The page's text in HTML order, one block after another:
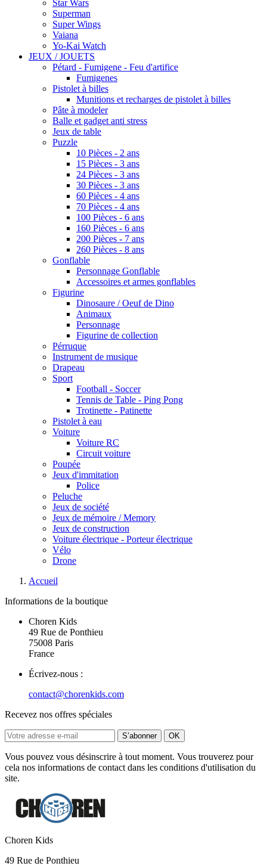
Star Wars
Superman
Super Wings
Vaiana
Yo-Kai Watch
JEUX / JOUETS
Pétard - Fumigene - Feu d'artifice
Fumigenes
Pistolet à billes
Munitions et recharges de pistolet à billes
Pâte à modeler
Balle et gadget anti stress
Jeux de table
Puzzle
10 Pièces - 2 ans
15 Pièces - 3 ans
24 Pièces - 3 ans
30 Pièces - 3 ans
60 Pièces - 4 ans
70 Pièces - 4 ans
100 Pièces - 6 ans
160 Pièces - 6 ans
200 Pièces - 7 ans
260 Pièces - 8 ans
Gonflable
Personnage Gonflable
Accessoires et armes gonflables
Figurine
Dinosaure / Oeuf de Dino
Animaux
Personnage
Figurine de collection
Pérruque
Instrument de musique
Drapeau
Sport
Football - Soccer
Tennis de Table - Ping Pong
Trotinette - Patinette
Pistolet à eau
Voiture
Voiture RC
Circuit voiture
Poupée
Jeux d'immitation
Police
Peluche
Jeux de société
Jeux de mémoire / Memory
Jeux de construction
Voiture électrique - Porteur électrique
Vélo
Drone
Accueil
Informations de la boutique
Choren Kids
49 Rue de Ponthieu
75008 Paris
France
Écrivez-nous :
contact@chorenkids.com
Recevez nos offres spéciales
Vous pouvez vous désinscrire à tout moment. Vous trouverez pour
cela nos informations de contact dans les conditions d'utilisation du
site.
Choren Kids
49 Rue de Ponthieu